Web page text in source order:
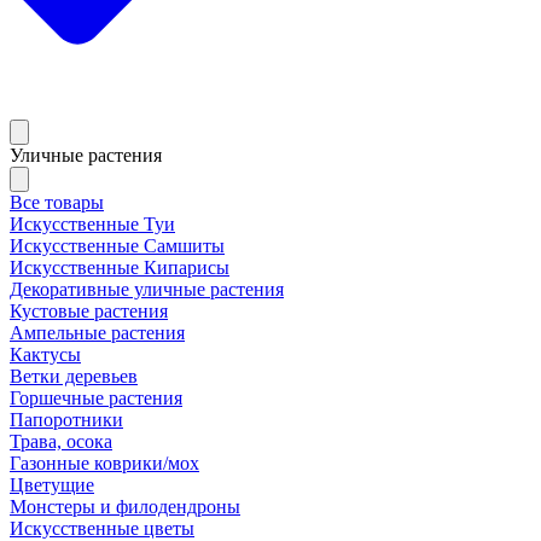
Уличные растения
Все товары
Искусственные Туи
Искусственные Самшиты
Искусственные Кипарисы
Декоративные уличные растения
Кустовые растения
Ампельные растения
Кактусы
Ветки деревьев
Горшечные растения
Папоротники
Трава, осока
Газонные коврики/мох
Цветущие
Монстеры и филодендроны
Искусственные цветы